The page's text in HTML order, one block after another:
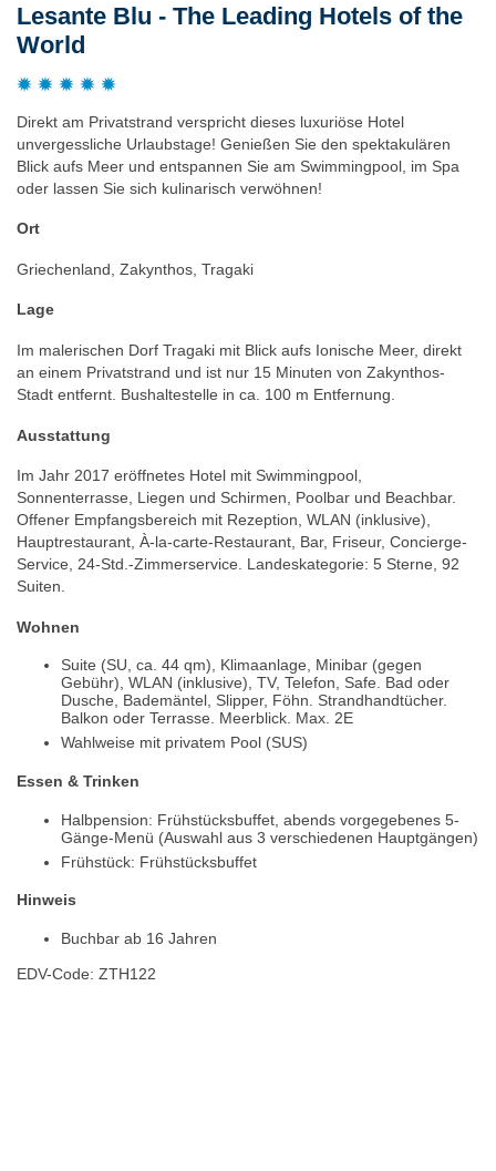
Lesante Blu - The Leading Hotels of the
World
Direkt am Privatstrand verspricht dieses luxuriöse Hotel
unvergessliche Urlaubstage! Genießen Sie den spektakulären
Blick aufs Meer und entspannen Sie am Swimmingpool, im Spa
oder lassen Sie sich kulinarisch verwöhnen!
Ort
Griechenland, Zakynthos, Tragaki
Lage
Im malerischen Dorf Tragaki mit Blick aufs Ionische Meer, direkt
an einem Privatstrand und ist nur 15 Minuten von Zakynthos-
Stadt entfernt. Bushaltestelle in ca. 100 m Entfernung.
Ausstattung
Im Jahr 2017 eröffnetes Hotel mit Swimmingpool,
Sonnenterrasse, Liegen und Schirmen, Poolbar und Beachbar.
Offener Empfangsbereich mit Rezeption, WLAN (inklusive),
Hauptrestaurant, À-la-carte-Restaurant, Bar, Friseur, Concierge-
Service, 24-Std.-Zimmerservice. Landeskategorie: 5 Sterne, 92
Suiten.
Wohnen
Suite (SU, ca. 44 qm), Klimaanlage, Minibar (gegen
Gebühr), WLAN (inklusive), TV, Telefon, Safe. Bad oder
Dusche, Bademäntel, Slipper, Föhn. Strandhandtücher.
Balkon oder Terrasse. Meerblick. Max. 2E
Wahlweise mit privatem Pool (SUS)
Essen & Trinken
Halbpension: Frühstücksbuffet, abends vorgegebenes 5-
Gänge-Menü (Auswahl aus 3 verschiedenen Hauptgängen)
Frühstück: Frühstücksbuffet
Hinweis
Buchbar ab 16 Jahren
EDV-Code: ZTH122